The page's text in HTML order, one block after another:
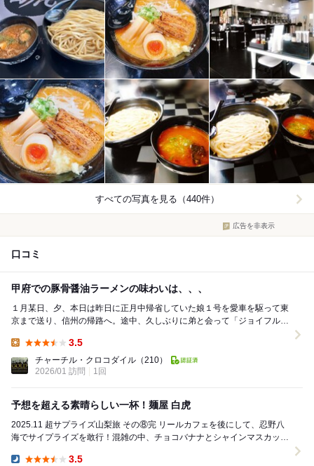
すべての写真を見る（440件）
広告を非表示
口コミ
甲府での豚骨醤油ラーメンの味わいは、、、
１月某日、夕、本日は昨日に正月中帰省していた娘１号を愛車を駆って東
京まで送り、信州の帰路へ。途中、久しぶりに弟と会って「ジョイフル
3.5
チャーチル・クロコダイル （210）
2026/01 訪問
1回
予想を超える素晴らしい一杯！麺屋 白虎
2025.11 超サプライズ山梨旅 その⑧完 リールカフェを後にして、忍野八
海でサイプライズを敢行！混雑の中、チョコバナナとシャインマスカット
3.5